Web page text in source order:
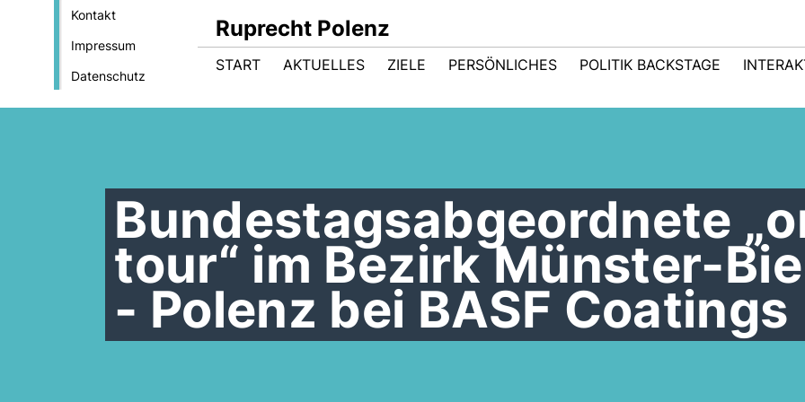
Kontakt
Impressum
Datenschutz
Ruprecht Polenz
START AKTUELLES ZIELE PERSÖNLICHES POLITIK BACKSTAGE
Bundestagsabgeordnete
tour“ im Bezirk Münster-
- Polenz bei BASF Coatings